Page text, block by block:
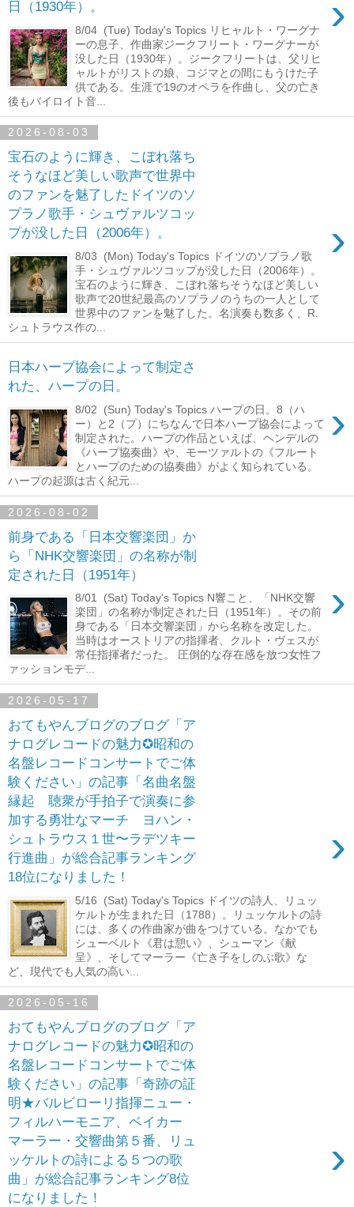
日（1930年）。 ›
8/04 (Tue) Today's Topics リヒャルト・ワーグナ
ーの息子、作曲家ジークフリート・ワーグナーが
没した日（1930年）。ジークフリートは、父リヒ
ャルトがリストの娘、コジマとの間にもうけた子
供である。生涯で19のオペラを作曲し、父の亡き
後もバイロイト音...
2026-08-03
宝石のように輝き、こぼれ落ち
そうなほど美しい歌声で世界中
のファンを魅了したドイツのソ
プラノ歌手・シュヴァルツコッ
プが没した日（2006年）。
›
8/03 (Mon) Today's Topics ドイツのソプラノ歌
手・シュヴァルツコップが没した日（2006年）。
宝石のように輝き、こぼれ落ちそうなほど美しい
歌声で20世紀最高のソプラノのうちの一人として
世界中のファンを魅了した。名演奏も数多く、R.
シュトラウス作の...
日本ハープ協会によって制定さ
れた、ハープの日。
›
8/02 (Sun) Today's Topics ハープの日。8（ハ
ー）と2（プ）にちなんで日本ハープ協会によって
制定された。ハープの作品といえば、ヘンデルの
《ハープ協奏曲》や、モーツァルトの《フルート
とハープのための協奏曲》がよく知られている。
ハープの起源は古く紀元...
2026-08-02
前身である「日本交響楽団」か
ら「NHK交響楽団」の名称が制
定された日（1951年）
›
8/01 (Sat) Today's Topics N響こと、「NHK交響
楽団」の名称が制定された日（1951年）。その前
身である「日本交響楽団」から名称を改定した。
当時はオーストリアの指揮者、クルト・ヴェスが
常任指揮者だった。 圧倒的な存在感を放つ女性フ
ァッションモデ...
2026-05-17
おてもやんブログのブログ「ア
ナログレコードの魅力✪昭和の
名盤レコードコンサートでご体
験ください」の記事「名曲名盤
縁起 聴衆が手拍子で演奏に参
加する勇壮なマーチ ヨハン・
シュトラウス１世〜ラデツキー
行進曲」が総合記事ランキング
18位になりました！
›
5/16 (Sat) Today's Topics ドイツの詩人、リュッ
ケルトが生まれた日（1788）。リュッケルトの詩
には、多くの作曲家が曲をつけている。なかでも
シューベルト《君は憩い》、シューマン《献
呈》、そしてマーラー《亡き子をしのぶ歌》な
ど、現代でも人気の高い...
2026-05-16
おてもやんブログのブログ「ア
ナログレコードの魅力✪昭和の
名盤レコードコンサートでご体
験ください」の記事「奇跡の証
明★バルビローリ指揮ニュー・
フィルハーモニア、ベイカー
マーラー・交響曲第５番、リュ
ッケルトの詩による５つの歌
曲」が総合記事ランキング8位
になりました！
›